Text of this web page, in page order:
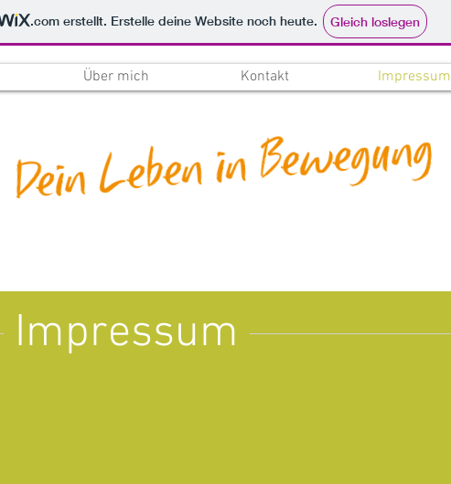
.com erstellt. Erstelle deine Website noch heute. Gleich loslegen
Über mich Kontakt Impressum
Impressum